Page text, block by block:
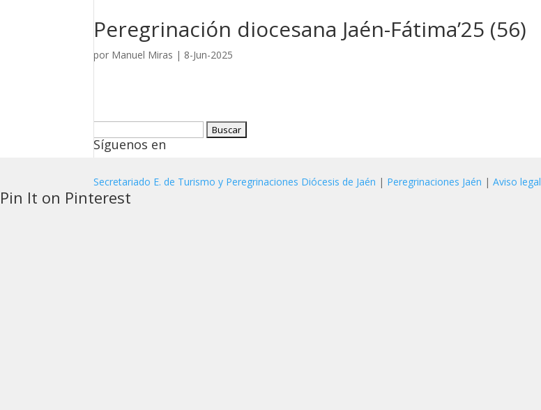
Peregrinación diocesana Jaén-Fátima’25 (56)
por Manuel Miras | 8-Jun-2025
Síguenos en
Secretariado E. de Turismo y Peregrinaciones Diócesis de Jaén | Peregrinaciones Jaén |Aviso legal
Pin It on Pinterest